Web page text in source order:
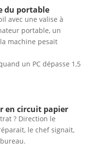
du portable
avec une valise à
portable, un
machine pesait
un PC dépasse 1,5
en circuit papier
? Direction le
le chef signait,